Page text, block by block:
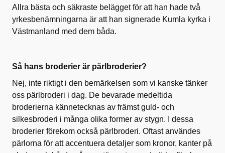
Allra bästa och säkraste belägget för att han hade två
yrkesbenämningarna är att han signerade Kumla kyrka i
Västmanland med dem båda.
Så hans broderier är pärlbroderier?
Nej, inte riktigt i den bemärkelsen som vi kanske tänker
oss pärlbroderi i dag. De bevarade medeltida
broderierna kännetecknas av främst guld- och
silkesbroderi i många olika former av stygn. I dessa
broderier förekom också pärlbroderi. Oftast användes
pärlorna för att accentuera detaljer som kronor, kanter på